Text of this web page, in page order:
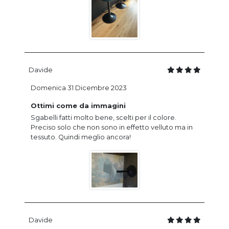
Davide
Ottimi come da immagini
Sgabelli fatti molto bene, scelti per il colore.
Preciso solo che non sono in effetto velluto ma in
tessuto. Quindi meglio ancora!
Domenica 31 Dicembre 2023
Davide